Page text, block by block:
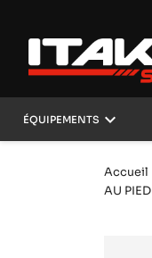
ÉQUIPEMENTS keyboard_arrow_down
Accueil
AU PIED